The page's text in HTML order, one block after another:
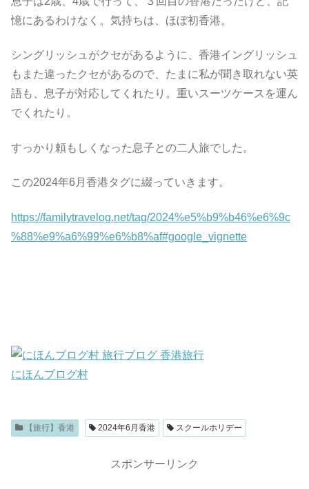
憶にあるわけなく。気持ちは、ほぼ初香港。
シングリッシュがクセがあるように、香港イングリッシュ
もまた違ったクセがあるので、たまに私が聞き取れない英
語も、息子が対応してくれたり。重いスーツケースを運ん
でくれたり。
すっかり頼もしくなった息子との二人旅でした。
この2024年6月香港タグに綴っていきます。
https://familytravelog.net/tag/2024%e5%b9%b46%e6%9c
%88%e9%a6%99%e6%b8%af#google_vignette
にほんブログ村
【旅行】香港 2024年6月香港 スクールホリデー
スポンサーリンク